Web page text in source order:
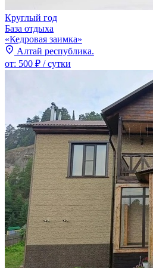
Круглый год
База отдыха
«Кедровая заимка»
Алтай республика.
от: 500 ₽ / сутки